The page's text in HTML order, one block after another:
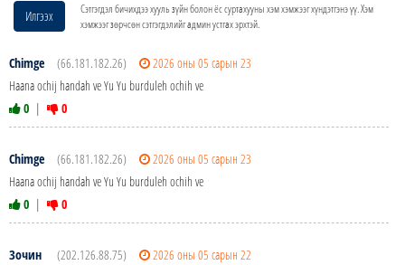
Илгээх
Сэтгэгдэл бичихдээ хууль зүйн болон ёс суртахууны хэм хэмжээг хүндэтгэнэ үү. Хэм
хэмжээг зөрчсөн сэтгэгдэлийг админ устгах эрхтэй.
Chimge (66.181.182.26)
2026 оны 05 сарын 23
Haana ochij handah ve Yu Yu burduleh ochih ve
0 | 0
Chimge (66.181.182.26)
2026 оны 05 сарын 23
Haana ochij handah ve Yu Yu burduleh ochih ve
0 | 0
Зочин (202.126.88.75)
2026 оны 05 сарын 22